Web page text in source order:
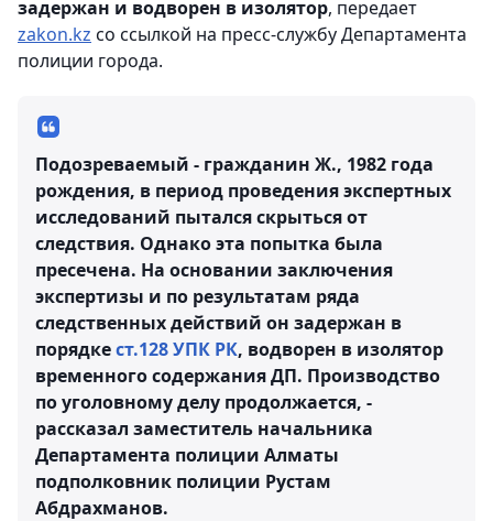
задержан и водворен в изолятор, передает
zakon.kz со ссылкой на пресс-службу Департамента
полиции города.
Подозреваемый - гражданин Ж., 1982 года
рождения, в период проведения экспертных
исследований пытался скрыться от
следствия. Однако эта попытка была
пресечена. На основании заключения
экспертизы и по результатам ряда
следственных действий он задержан в
порядкест.128 УПК РК, водворен в изолятор
временного содержания ДП. Производство
по уголовному делу продолжается, -
рассказал заместитель начальника
Департамента полиции Алматы
подполковник полиции Рустам
Абдрахманов.